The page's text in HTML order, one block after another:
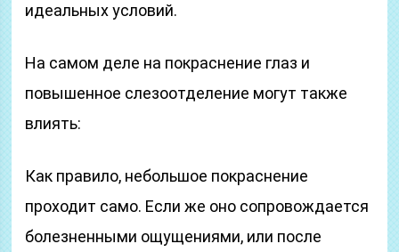
идеальных условий.
На самом деле на покраснение глаз и
повышенное слезоотделение могут также
влиять:
Как правило, небольшое покраснение
проходит само. Если же оно сопровождается
болезненными ощущениями, или после